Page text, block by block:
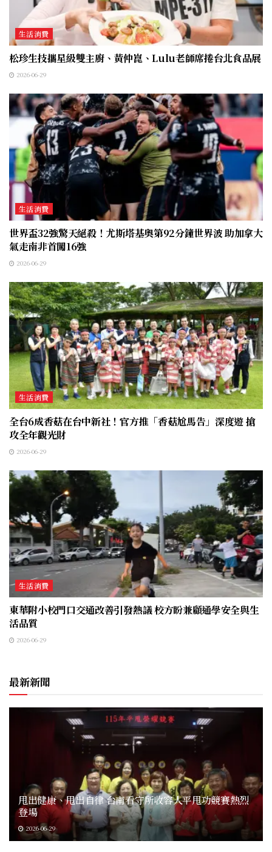
生活消費
松珍生技攜星級雙主廚、黃仲崑、Lulu老師席捲台北食品展
2026-06-29
生活消費
世界盃32強驚天絕殺！尤斯塔基奧第92分鐘世界波 助加拿大
氣走南非首闖16強
2026-06-29
生活消費
全台6成香菇在台中新社！官方推「香菇尬馬告」深度遊 搶
攻全年觀光財
2026-06-29
生活消費
東華附小校門口交通改善引發熱議 校方盼兼顧通學安全與生
活品質
2026-06-29
最新新聞
甩出健康、甩出自律 台南看守所收容人平甩功競賽熱烈
登場
2026-06-29